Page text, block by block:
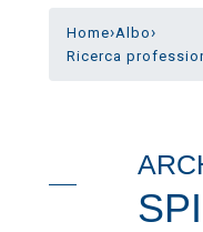
Home›Albo›
Ricerca